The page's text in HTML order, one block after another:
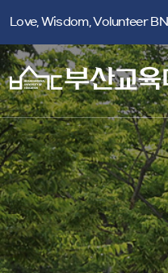
Love, Wisdom, Volunteer